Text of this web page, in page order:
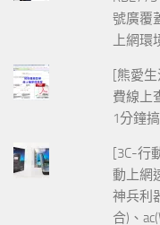
號廣覆
上網
[熊愛
費線上
1分鐘
[3C-行
動上網
神兵利
合)、